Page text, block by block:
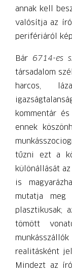
annak kell
valósítja az
perifériáról
Bár 6714-es
társadalom
harcos,
kommentár
ennek
tűzni ezt a
különállását
is
mutatja meg
plasztikusak;
tömött
realitásként
Mindezt az